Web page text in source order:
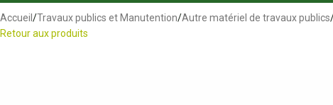
Accueil /Travaux publics et Manutention/Autre matériel de travaux publics
Retour aux produits